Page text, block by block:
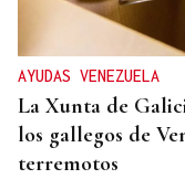
AYUDAS VENEZUELA
La Xunta de
los gallegos de
terremotos